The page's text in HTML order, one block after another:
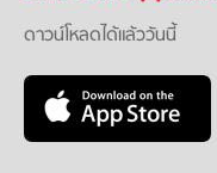
ดาวน์โหลดได้แล้ววันนี้